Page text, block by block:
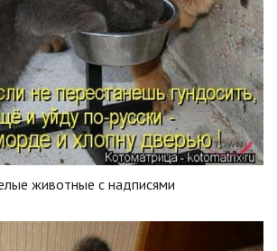
животные с надписями